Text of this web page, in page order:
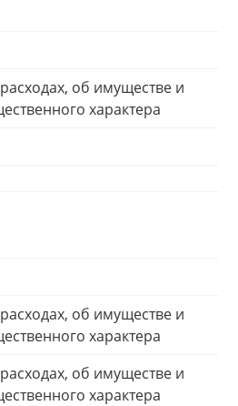
об имуществе и
характера
об имуществе и
характера
об имуществе и
характера